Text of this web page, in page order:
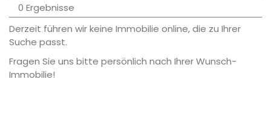
0 Ergebnisse
Derzeit führen wir keine Immobilie online, die zu Ihrer
Suche passt.
Fragen Sie uns bitte persönlich nach Ihrer Wunsch-
Immobilie!